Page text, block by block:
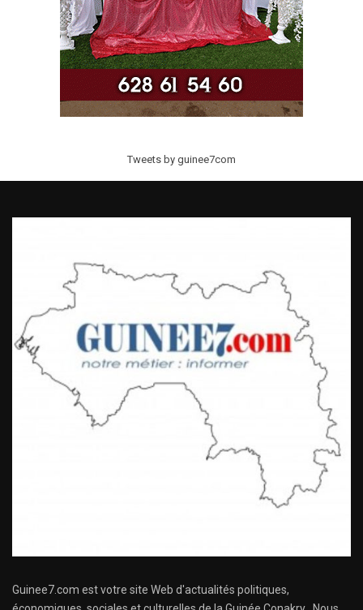
Tweets by guinee7com
Guinee7.com est votre site Web d'actualités politiques,